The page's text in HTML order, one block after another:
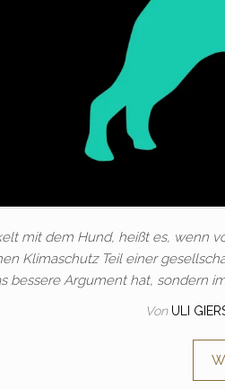
mit dem Hund, heißt es, wenn
Klimaschutz Teil einer
bessere Argument hat, sondern
Von ULI